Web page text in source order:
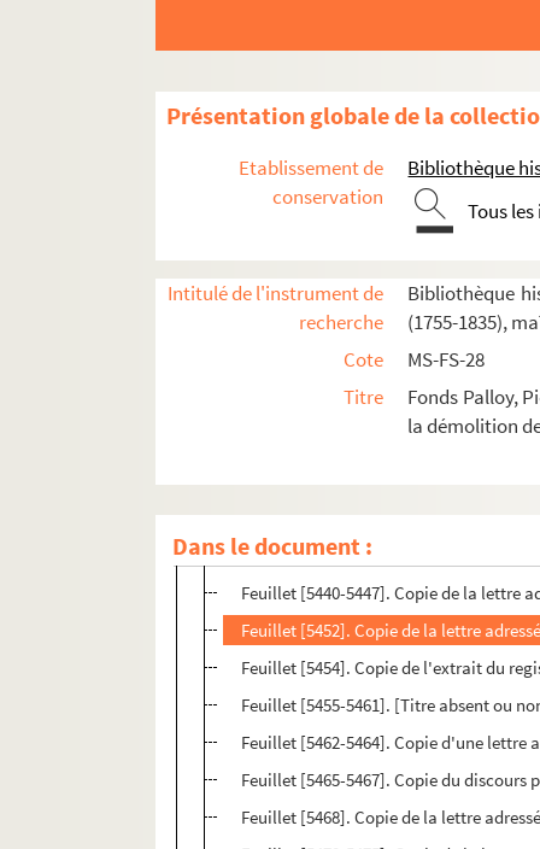
Présentation globale de la
Etablissement de
conservation
Bibliothèque
Tous
Intitulé de l'instrument de
recherche
Bibliothèque
(1755-1835),
Cote
MS-FS-28
Titre
Fonds Palloy,
la démolition
Dans le document :
4-MS-FS-28-07. Registre 18
4-MS-FS-28-08. Registre 19
Feuillet [5404]. Copie de la lettre
Feuillet [5405-5412]. Philopatrie
Feuillet [5416-5417]. Copie de la lettre
Feuillet [5418]. Copie de la réponse de
Feuillet [5420]. Copie de la lettre
Feuillet [5421]. Copie de la lettre
Feuillet [5422]. Copie de la lettre
Feuillet [5424-5429]. Copie d'une lettre
Feuillet [5432]. Copie de la lettre
Feuillet [5434-5438]. Copie d'une lettre
Feuillet [5440-5447]. Copie de la lettre
Feuillet [5452]. Copie de la lettre
Feuillet [5454]. Copie de l'extrait du
Feuillet [5455-5461]. [Titre absent ou
Feuillet [5462-5464]. Copie d'une lettre
Feuillet [5465-5467]. Copie du discours
Feuillet [5468]. Copie de la lettre